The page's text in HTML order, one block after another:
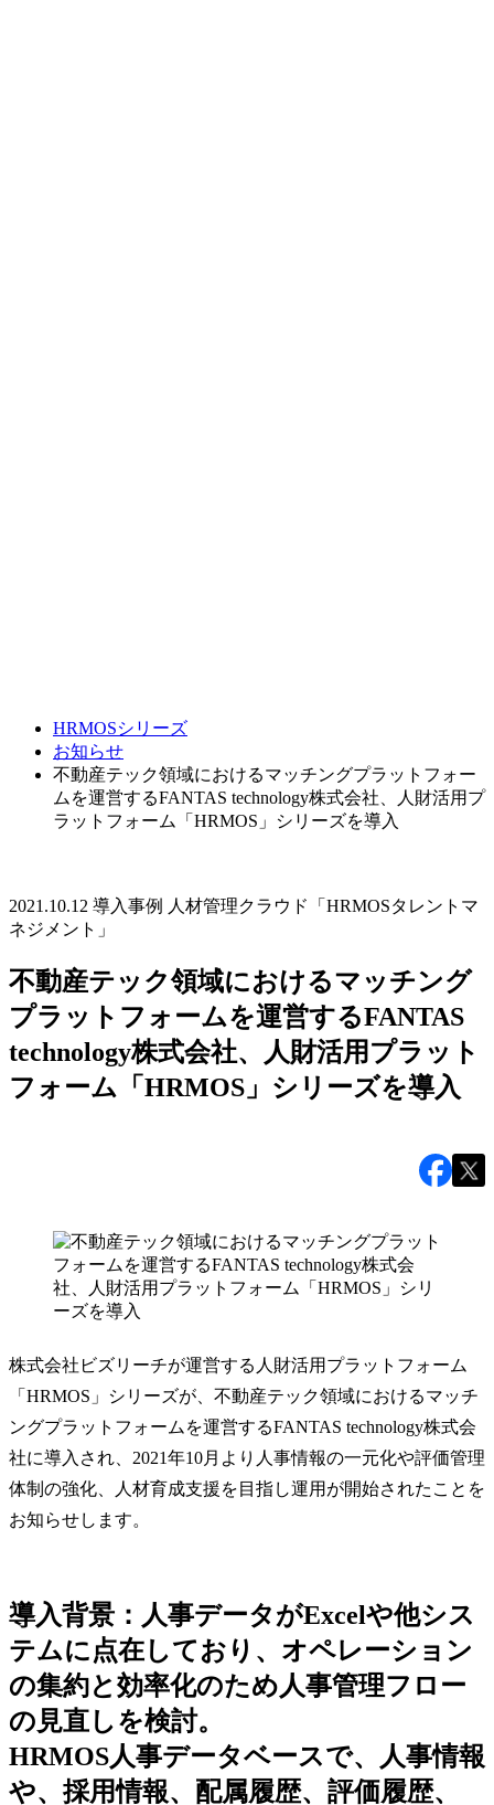
HRMOSシリーズ
お知らせ
不動産テック領域におけるマッチングプラットフォー
ムを運営するFANTAS technology株式会社、人財活用プ
ラットフォーム「HRMOS」シリーズを導入
2021.10.12 導入事例 人材管理クラウド「HRMOSタレントマ
ネジメント」
不動産テック領域におけるマッチング
プラットフォームを運営するFANTAS
technology株式会社、人財活用プラット
フォーム「HRMOS」シリーズを導入
株式会社ビズリーチが運営する人財活用プラットフォーム
「HRMOS」シリーズが、不動産テック領域におけるマッチ
ングプラットフォームを運営するFANTAS technology株式会
社に導入され、2021年10月より人事情報の一元化や評価管理
体制の強化、人材育成支援を目指し運用が開始されたことを
お知らせします。
導入背景：人事データがExcelや他シス
テムに点在しており、オペレーション
の集約と効率化のため人事管理フロー
の見直しを検討。
HRMOS人事データベースで、人事情報
や、採用情報、配属履歴、評価履歴、